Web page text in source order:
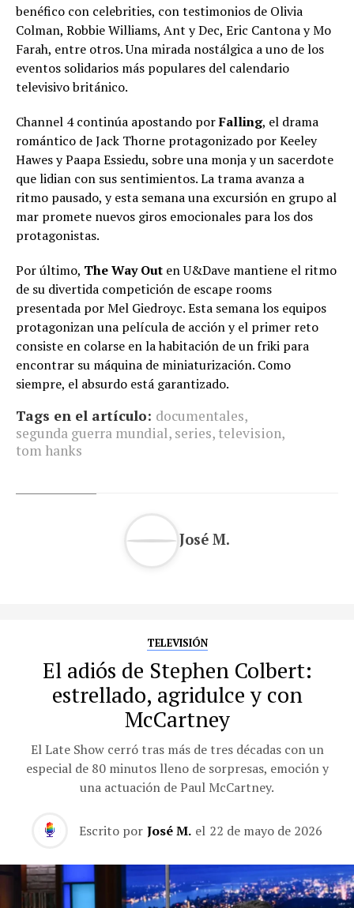
benéfico con celebrities, con testimonios de Olivia
Colman, Robbie Williams, Ant y Dec, Eric Cantona y Mo
Farah, entre otros. Una mirada nostálgica a uno de los
eventos solidarios más populares del calendario
televisivo británico.
Channel 4 continúa apostando porFalling, el drama
romántico de Jack Thorne protagonizado por Keeley
Hawes y Paapa Essiedu, sobre una monja y un sacerdote
que lidian con sus sentimientos. La trama avanza a
ritmo pausado, y esta semana una excursión en grupo al
mar promete nuevos giros emocionales para los dos
protagonistas.
Por último, The Way Out en U&Dave mantiene el ritmo
de su divertida competición de escape rooms
presentada por Mel Giedroyc. Esta semana los equipos
protagonizan una película de acción y el primer reto
consiste en colarse en la habitación de un friki para
encontrar su máquina de miniaturización. Como
siempre, el absurdo está garantizado.
Tags en el artículo: documentales,
segunda guerra mundial, series, television,
tom hanks
José M.
TELEVISIÓN
El adiós de Stephen Colbert:
estrellado, agridulce y con
McCartney
El Late Show cerró tras más de tres décadas con un
especial de 80 minutos lleno de sorpresas, emoción y
una actuación de Paul McCartney.
Escrito por José M. el 22 de mayo de 2026